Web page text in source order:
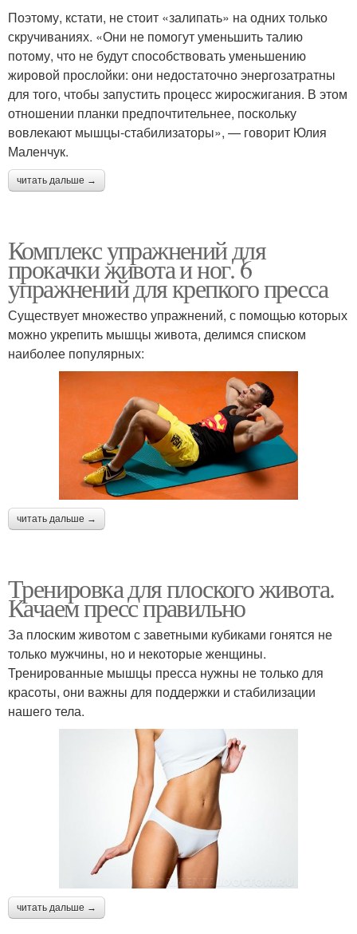
Поэтому, кстати, не стоит «залипать» на одних только
скручиваниях. «Они не помогут уменьшить талию
потому, что не будут способствовать уменьшению
жировой прослойки: они недостаточно энергозатратны
для того, чтобы запустить процесс жиросжигания. В этом
отношении планки предпочтительнее, поскольку
вовлекают мышцы-стабилизаторы», — говорит Юлия
Маленчук.
читать дальше →
Комплекс упражнений для
прокачки живота и ног. 6
упражнений для крепкого пресса
Существует множество упражнений, с помощью которых
можно укрепить мышцы живота, делимся списком
наиболее популярных:
читать дальше →
Тренировка для плоского живота.
Качаем пресс правильно
За плоским животом с заветными кубиками гонятся не
только мужчины, но и некоторые женщины.
Тренированные мышцы пресса нужны не только для
красоты, они важны для поддержки и стабилизации
нашего тела.
читать дальше →